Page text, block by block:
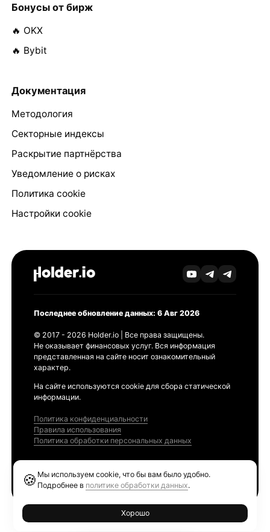
Бонусы от бирж
🔥 OKX
🔥 Bybit
Документация
Методология
Секторные индексы
Раскрытие партнёрства
Уведомление о рисках
Политика cookie
Настройки cookie
Последнее обновление данных: 6 Авг 2026
© 2017 - 2026 Holder.io | Все права защищены.
Не оказывает финансовых услуг. Вся информация
представленная на сайте носит ознакомительный
характер.
На сайте используются cookie для сбора статической
информации.
Политика конфиденциальности
Правила использования
Политика обработки персональных данных
🍪 Мы используем cookie, что бы вам было удобно.
Подробнее в политике обработки данных.
Хорошо
Ethereum GAS Tracker